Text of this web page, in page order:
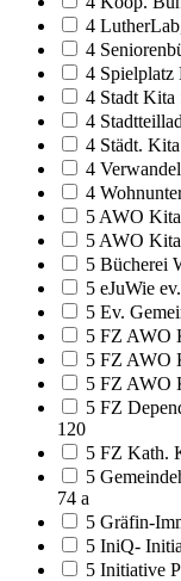
4
4
4 Spielplatz
4 Stadt Kita
4
4 Städt.
4
4
5 AWO
5 AWO
5 Bücherei
5 eJuWie
5 Ev.
5 FZ AWO
5 FZ AWO
5 FZ AWO
5 FZ
120
5 FZ Kath.
5
74 a
5 Gräfin-
5 IniQ-
5 Initiative